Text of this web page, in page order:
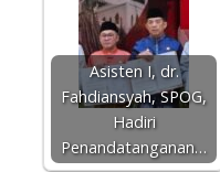
Asisten I, dr.
Fahdiansyah, SPOG,
Hadiri
Penandatanganan…